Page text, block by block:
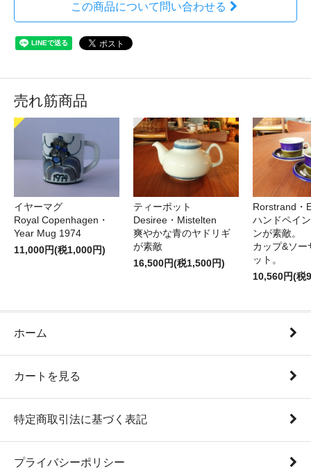
この商品について問い合わせる
売れ筋商品
イヤーマグ
Royal Copenhagen・
Year Mug 1974
11,000円(税1,000円)
ティーポット
Desiree・Mistelten
爽やかな青のヤドリギ
が素敵
16,500円(税1,500円)
Rorstrand・
ハンドペイ
ンが素敵。
カップ&ソー
ット。
10,560円(税
ホーム
カートを見る
特定商取引法に基づく表記
プライバシーポリシー